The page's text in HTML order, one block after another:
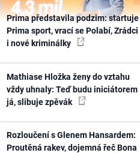
Prima představila podzim: startuje
Prima sport, vrací se Polabí, Zrádci
i nové kriminálky
Mathiase Hložka ženy do vztahu
vždy uhnaly: Teď budu iniciátorem
já, slibuje zpěvák
Rozloučení s Glenem Hansardem:
Proutěná rakev, dojemná řeč Bona